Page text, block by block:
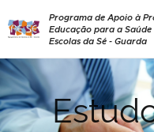
Programa de Apoio à
Educação para a
Escolas da Sé - Guarda